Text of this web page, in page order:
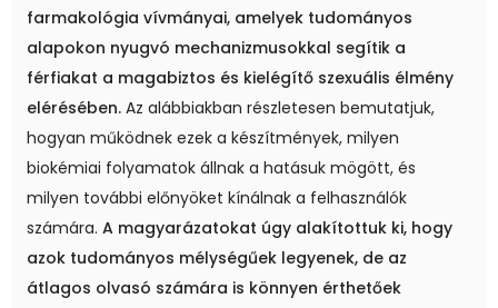
farmakológia vívmányai, amelyek tudományos
alapokon nyugvó mechanizmusokkal segítik a
férfiakat a magabiztos és kielégítő szexuális élmény
elérésében. Az alábbiakban részletesen bemutatjuk,
hogyan működnek ezek a készítmények, milyen
biokémiai folyamatok állnak a hatásuk mögött, és
milyen további előnyöket kínálnak a felhasználók
számára. A magyarázatokat úgy alakítottuk ki, hogy
azok tudományos mélységűek legyenek, de az
átlagos olvasó számára is könnyen érthetőek